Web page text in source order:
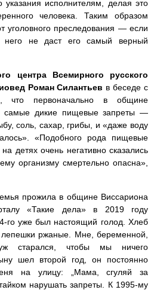
указания исполнителям, делая это
человека. Таким образом
уголовного преследования — если
него не даст его самый верный
центра Всемирного русского
Роман Силантьев в беседе с
что первоначально в общине
самые дикие пищевые запреты —
соль, сахар, грибы, и «даже воду
«Подобного рода пищевые
детях очень негативно сказались
организму смертельно опасна»,
прожила в общине Виссариона
«Такие дела» в 2019 году
го уже был настоящий голод. Хлеб
лепешки ржаные. Мне, беременной,
старался, чтобы мы ничего
шел второй год, он постоянно
на улицу: „Мама, сгуляй за
нарушать запреты. К 1995-му